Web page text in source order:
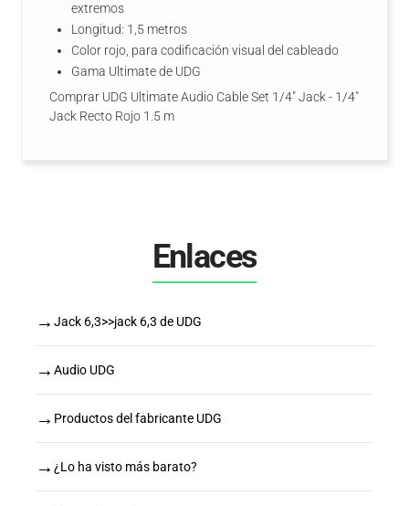
extremos
Longitud: 1,5 metros
Color rojo, para codificación visual del cableado
Gama Ultimate de UDG
Comprar UDG Ultimate Audio Cable Set 1/4" Jack - 1/4"
Jack Recto Rojo 1.5 m
Enlaces
→ Jack 6,3>>jack 6,3 de UDG
→ Audio UDG
→ Productos del fabricante UDG
→ ¿Lo ha visto más barato?